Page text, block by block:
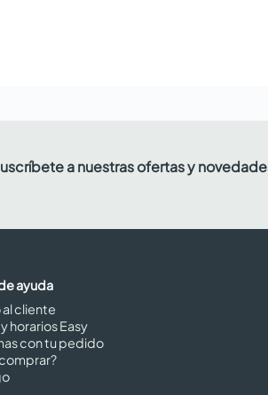
a nuestras ofertas y
ayuda
al cliente
horarios Easy
con tu pedido